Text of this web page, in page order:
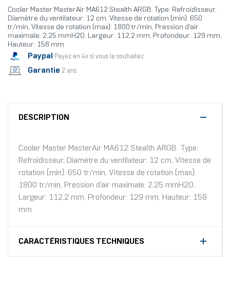
Cooler Master MasterAir MA612 Stealth ARGB. Type: Refroidisseur,
Diamètre du ventilateur: 12 cm, Vitesse de rotation (min): 650
tr/min, Vitesse de rotation (max): 1800 tr/min, Pression d'air
maximale: 2,25 mmH2O. Largeur: 112,2 mm, Profondeur: 129 mm,
Hauteur: 158 mm
Paypal Payez en 4x si vous le souhaitez
Garantie 2 ans
DESCRIPTION
Cooler Master MasterAir MA612 Stealth ARGB. Type:
Refroidisseur, Diamètre du ventilateur: 12 cm, Vitesse de
rotation (min): 650 tr/min, Vitesse de rotation (max):
1800 tr/min, Pression d'air maximale: 2,25 mmH2O.
Largeur: 112,2 mm, Profondeur: 129 mm, Hauteur: 158
mm
CARACTÉRISTIQUES TECHNIQUES